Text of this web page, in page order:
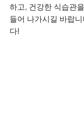
하고, 건강한 식습관
들어 나가시길 바랍
다!